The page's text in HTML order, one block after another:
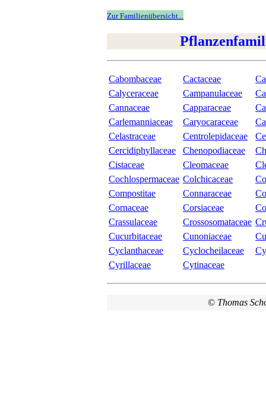
Zur Familienübersicht...
Cabombaceae Cactaceae
Calyceraceae
Campanulaceae
Cannaceae
Capparaceae
Carlemanniaceae
Caryocaraceae
Celastraceae
Centrolepidaceae
Cercidiphyllaceae
Chenopodiaceae
Cistaceae
Cleomaceae
Cochlospermaceae Colchicaceae
Compostitae
Connaraceae
Cornaceae
Corsiaceae
Crassulaceae
Crossosomataceae
Cucurbitaceae
Cunoniaceae
Cyclanthaceae
Cyclocheilaceae
Cyrillaceae
Cytinaceae
© Thomas